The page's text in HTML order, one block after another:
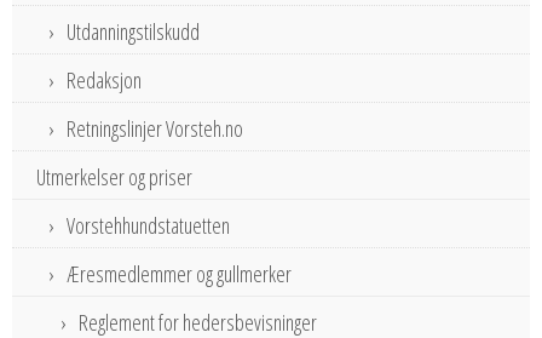
Utdanningstilskudd
Redaksjon
Retningslinjer Vorsteh.no
Utmerkelser og priser
Vorstehhundstatuetten
Æresmedlemmer og gullmerker
Reglement for hedersbevisninger